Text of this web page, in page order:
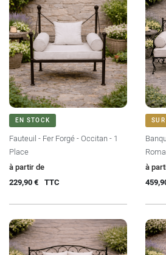
EN STOCK
Fauteuil - Fer Forgé - Occitan - 1
Place
à partir de
Prix
229,90 € TTC
à
Prix